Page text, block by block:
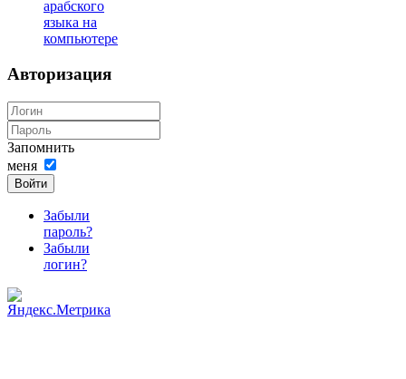
арабского
языка на
компьютере
Авторизация
Запомнить
меня
Войти
Забыли
пароль?
Забыли
логин?